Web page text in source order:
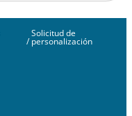
/
Solicitud de
personalización